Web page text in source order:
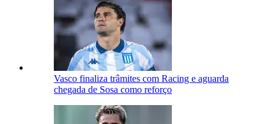
Vasco finaliza trâmites com Racing e aguarda
chegada de Sosa como reforço